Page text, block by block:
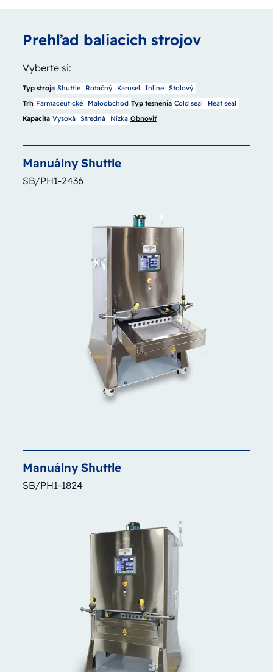
Prehľad baliacich strojov
Vyberte si:
Typ stroja Shuttle Rotačný Karusel Inline Stolový
Trh Farmaceutické Maloobchod Typ tesnenia Cold seal
Heat seal
Kapacita Vysoká Stredná Nízka Obnoviť
ManuálnyShuttle
SB/PH1-2436
ManuálnyShuttle
SB/PH1-1824